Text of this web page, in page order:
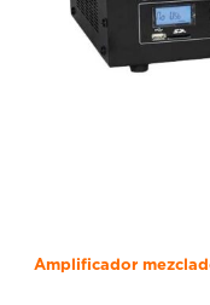
Amplificador